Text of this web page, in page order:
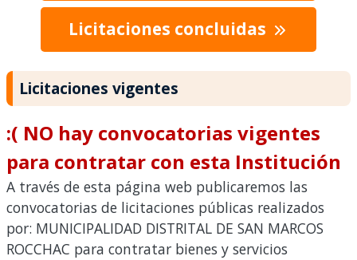
Licitaciones concluidas
Licitaciones vigentes
:( NO hay convocatorias vigentes
para contratar con esta Institución
A través de esta página web publicaremos las
convocatorias de licitaciones públicas realizados
por: MUNICIPALIDAD DISTRITAL DE SAN MARCOS
ROCCHAC para contratar bienes y servicios